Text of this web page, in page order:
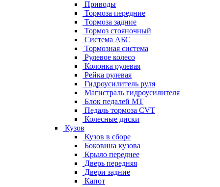
Приводы
Тормоза передние
Тормоза задние
Тормоз стояночный
Система АБС
Тормозная система
Рулевое колесо
Колонка рулевая
Рейка рулевая
Гидроусилитель руля
Магистраль гидроусилителя
Блок педалей МТ
Педаль тормоза CVT
Колесные диски
Кузов
Кузов в сборе
Боковина кузова
Крыло переднее
Дверь передняя
Двери задние
Капот